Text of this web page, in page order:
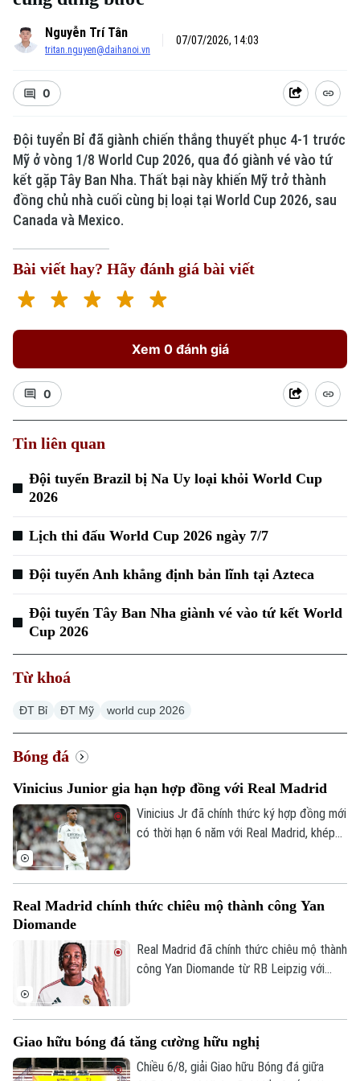
Xu hướng
Nguyễn Trí Tân
tritan.nguyen@daihanoi.vn
07/07/2026, 14:03
0
Đội tuyển Bỉ đã giành chiến thắng thuyết phục 4-1 trước
Mỹ ở vòng 1/8 World Cup 2026, qua đó giành vé vào tứ
kết gặp Tây Ban Nha. Thất bại này khiến Mỹ trở thành
đồng chủ nhà cuối cùng bị loại tại World Cup 2026, sau
Canada và Mexico.
Bài viết hay? Hãy đánh giá bài viết
Xem 0 đánh giá
0
Tin liên quan
Đội tuyển Brazil bị Na Uy loại khỏi World Cup
2026
Lịch thi đấu World Cup 2026 ngày 7/7
Đội tuyển Anh khẳng định bản lĩnh tại Azteca
Đội tuyển Tây Ban Nha giành vé vào tứ kết World
Cup 2026
Từ khoá
ĐT Bỉ ĐT Mỹ world cup 2026
Bóng đá
Vinicius Junior gia hạn hợp đồng với Real Madrid
Vinicius Jr đã chính thức ký hợp đồng mới
có thời hạn 6 năm với Real Madrid, khép
Real Madrid chính thức chiêu mộ thành công Yan
Diomande
Real Madrid đã chính thức chiêu mộ thành
công Yan Diomande từ RB Leipzig với
triệu euro phụ phí tùy theo thành tích.
Giao hữu bóng đá tăng cường hữu nghị
Chiều 6/8, giải Giao hữu Bóng đá giữa